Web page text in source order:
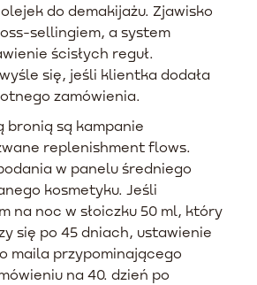
do demakijażu. Zjawisko
sellingiem, a system
ścisłych reguł.
się, jeśli klientka dodała
zamówienia.
bronią są kampanie
replenishment flows.
w panelu średniego
kosmetyku. Jeśli
na noc w słoiczku 50 ml, który
się po 45 dniach, ustawienie
maila przypominającego
na 40. dzień po